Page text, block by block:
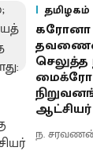
தமிழகம்
கரோனா
செலுத்த
ந.